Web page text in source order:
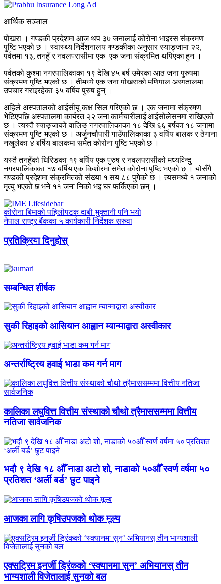
आर्थिक सञ्जाल
पोखरा । गण्डकी प्रदेशमा आज थप ३७ जनालाई कोरोना भाइरस संक्रमण
पुष्टि भएको छ । स्वास्थ्य निर्देशनालय गण्डकीका अनुसार स्याङ्जामा २२,
पर्वतमा १३, तनहुँ र नवलपरासीमा एक–एक जना संक्रमित थपिएका हुन ।
पर्वतको कुश्मा नगरपालिकाका १९ देखि ४५ बर्ष उमेरका आठ जना पुरुषमा
संक्रमण पुष्टि भएको छ । तीमध्ये एक जना पोखराको मणिपाल अस्पतालमा
उपचार गराइरहेका ३५ बर्षिय पुरुष हुन् ।
अहिले अस्पतालको आईसीयू कक्ष सिल गरिएको छ । एक जनामा संक्रमण
भेटिएपछि अस्पतालमा कार्यरत २२ जना कार्मचारीलाई आईसोलेसनमा राखिएको
छ । त्यस्तै स्याङ्जाको वालिङ नगरपालिकाका १८ देखि ६६ बर्षका १८ जनामा
संक्रमण पुष्टि भएको छ । अर्जुनचौपारी गाउँपालिकाका ३ वर्षिय बालक र ठेगाना
नखुलेका ४ बर्षिय बालकमा समेत कोरोना पुष्टि भएको छ ।
यस्तै तनहुँको घिरिङका १९ बर्षिय एक पुरुष र नवलपरासीको मध्यविन्दु
नगरपालिकाका १७ बर्षिय एक किशोरमा समेत कोरोना पुष्टि भएको छ । योसँगै
गण्डकी प्रदेशमा संक्रमितको संख्या १ सय ८८ पुगेको छ । त्यसमध्ये १ जनाको
मृत्यु भएको छ भने ११ जना निको भइ घर फर्किएका छन् ।
कोरोना बिमाको पहिलोपटक दाबी भुक्तानी पनि भयो
नेपाल राष्ट्र बैंकका ५ कार्यकारी निर्देशक सरुवा
प्रतिक्रिया दिनुहोस्
सम्बन्धित शीर्षक
सुकी रिहाइको आसियान आह्वान म्यान्माद्वारा अस्वीकार
अन्तर्राष्ट्रिय हवाई भाडा कम गर्न माग
कालिका लघुवित्त वित्तीय संस्थाको चौथो त्रैमाससम्ममा वित्तीय
नतिजा सार्वजनिक
भदौ ९ देखि १८ औँ नाडा अटो शो, नाडाको ५०औँ स्वर्ण वर्षमा ५०
प्रतिशत ‘अर्ली बर्ड’ छुट पाइने
आजका लागि कृषिउपजको थोक मूल्य
एक्सट्रिम इनर्जी ड्रिंकको ‘स्क्यानमा सुन’ अभियानस् तीन
भाग्यशाली विजेतालाई सुनको बल